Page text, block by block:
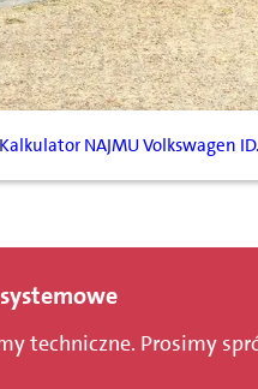
Kalkulator NAJMU Volkswagen
techniczne. Prosimy